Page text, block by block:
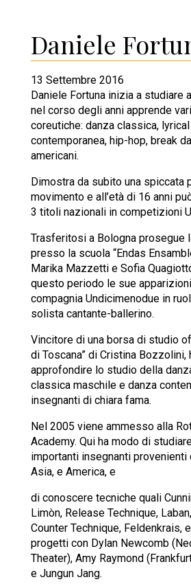
Daniele
13 Settembre 2016
Daniele Fortuna inizia a studiare
nel corso degli anni apprende
coreutiche: danza classica,
contemporanea, hip-hop, break
americani.
Dimostra da subito una spiccata
movimento e all’età di 16 anni
3 titoli nazionali in competizioni
Trasferitosi a Bologna prosegue
presso la scuola “Endas
Marika Mazzetti e Sofia
questo periodo le sue
compagnia Undicimenodue in
solista cantante-ballerino.
Vincitore di una borsa di studio
di Toscana” di Cristina
approfondire lo studio della
classica maschile e danza
insegnanti di chiara fama.
Nel 2005 viene ammesso alla
Academy. Qui ha modo di
importanti insegnanti provenienti
Asia, e America, e
di conoscere tecniche quali
Limòn, Release Technique,
Counter Technique, Feldenkrais,
progetti con Dylan Newcomb
Theater), Amy Raymond
e Jungun Jang.